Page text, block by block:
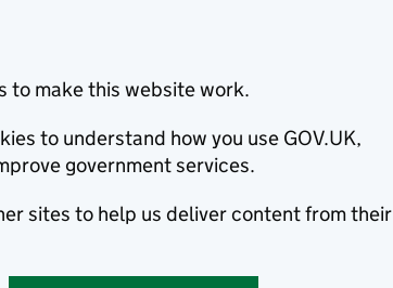
to make this website work.
to understand how you use GOV.UK,
government services.
sites to help us deliver content from their